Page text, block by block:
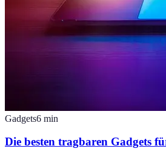
Gadgets6 min
Die besten tragbaren Gadgets